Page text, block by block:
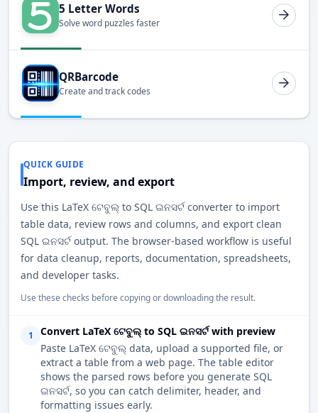
5 Letter Words
Solve word puzzles faster
QRBarcode
Create and track codes
QUICK GUIDE
Import, review, and export
Use this LaTeX ଟେବୁଲ୍ to SQL ଇନସର୍ଟ converter to import
table data, review rows and columns, and export clean
SQL ଇନସର୍ଟ output. The browser-based workflow is useful
for data cleanup, reports, documentation, spreadsheets,
and developer tasks.
Use these checks before copying or downloading the result.
1
Convert LaTeX ଟେବୁଲ୍ to SQL ଇନସର୍ଟ with preview
Paste LaTeX ଟେବୁଲ୍ data, upload a supported file, or
extract a table from a web page. The table editor
shows the parsed rows before you generate SQL
ଇନସର୍ଟ, so you can catch delimiter, header, and
formatting issues early.